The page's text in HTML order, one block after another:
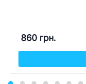
860 грн.